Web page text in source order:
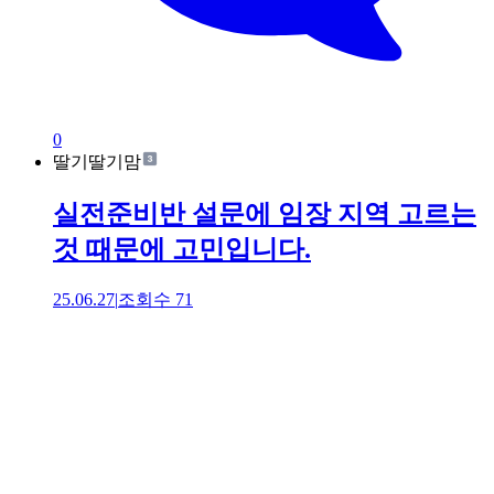
0
딸기딸기맘
실전준비반 설문에 임장 지역 고르는
것 때문에 고민입니다.
25.06.27|조회수 71